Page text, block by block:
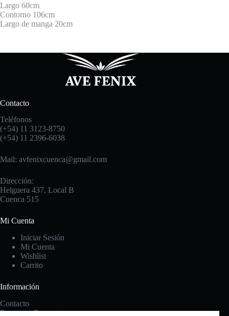
Largo 60cm
Contorno 106cm
Largo de manga 20cm
Contacto
Teléfonos
(+54) 11 3123-8750
(+54) 11 2396-6038
Mail: avfenixcuenca@gmail.com
Dirección:
Helguera 437, Local B
Cuenca 515
Mi Cuenta
Iniciar Sesión
Mi Cuenta
Wishlist
Carrito
Información
Contacto
Preguntas Frecuentes